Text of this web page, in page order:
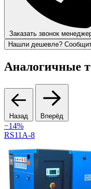
Заказать звонок
Нашли дешевле?
Аналогичные
Назад Вперёд
−14%
RS11A-8